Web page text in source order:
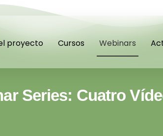
proyecto Cursos Webinars
Series: Cuatro